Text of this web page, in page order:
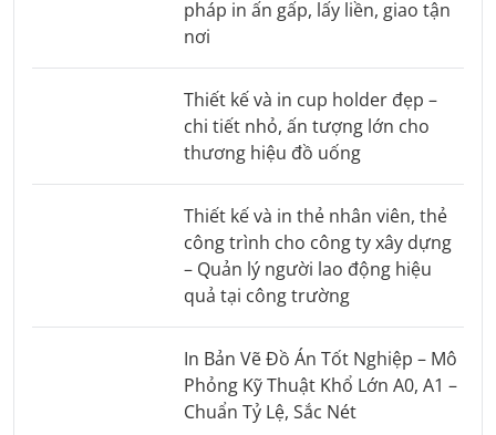
pháp in ấn gấp, lấy liền, giao tận
nơi
Thiết kế và in cup holder đẹp –
chi tiết nhỏ, ấn tượng lớn cho
thương hiệu đồ uống
Thiết kế và in thẻ nhân viên, thẻ
công trình cho công ty xây dựng
– Quản lý người lao động hiệu
quả tại công trường
In Bản Vẽ Đồ Án Tốt Nghiệp – Mô
Phỏng Kỹ Thuật Khổ Lớn A0, A1 –
Chuẩn Tỷ Lệ, Sắc Nét